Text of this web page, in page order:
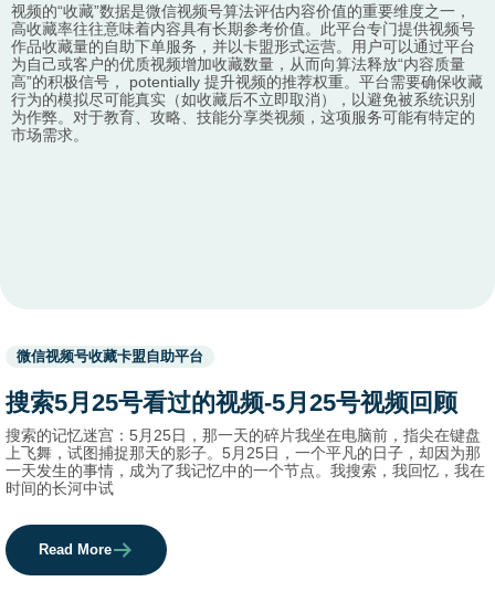
视频的“收藏”数据是微信视频号算法评估内容价值的重要维度之一，
高收藏率往往意味着内容具有长期参考价值。此平台专门提供视频号
作品收藏量的自助下单服务，并以卡盟形式运营。用户可以通过平台
为自己或客户的优质视频增加收藏数量，从而向算法释放“内容质量
高”的积极信号， potentially 提升视频的推荐权重。平台需要确保收藏
行为的模拟尽可能真实（如收藏后不立即取消），以避免被系统识别
为作弊。对于教育、攻略、技能分享类视频，这项服务可能有特定的
市场需求。
Used
before
category
names.
微信视频号收藏卡盟自助平台
搜索5月25号看过的视频-5月25号视频回顾
搜索的记忆迷宫：5月25日，那一天的碎片我坐在电脑前，指尖在键盘
上飞舞，试图捕捉那天的影子。5月25日，一个平凡的日子，却因为那
一天发生的事情，成为了我记忆中的一个节点。我搜索，我回忆，我在
时间的长河中试
Read More